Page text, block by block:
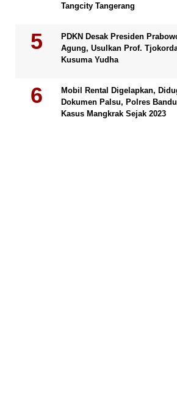
Tangcity Tangerang
PDKN Desak Presiden
Agung, Usulkan Prof.
Kusuma Yudha
Mobil Rental Digelapkan,
Dokumen Palsu, Polres
Kasus Mangkrak Sejak 2023